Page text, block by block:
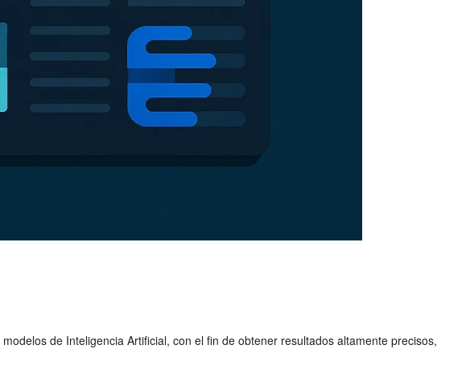
de Inteligencia Artificial, con el fin de obtener resultados altamente precisos,